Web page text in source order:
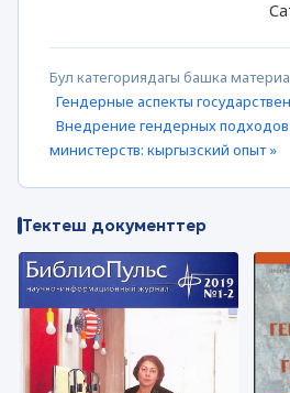
Бул категориядагы башка
Гендерные аспекты
Внедрение гендерных подходов
министерств: кыргызский опыт »
Тектеш документтер